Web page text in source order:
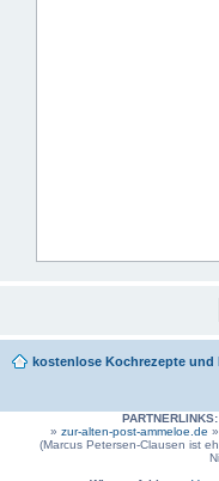
kostenlose Kochrezepte
PARTNERLINKS:
» zur-alten-post-ammeloe.de »
(Marcus Petersen-Clausen ist